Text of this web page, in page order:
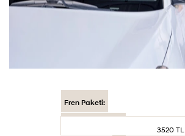
Fren Paketi:
3520 TL